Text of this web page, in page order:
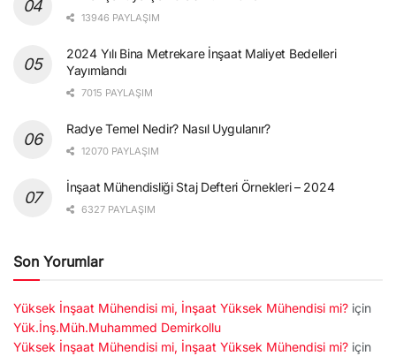
13946 PAYLAŞIM
2024 Yılı Bina Metrekare İnşaat Maliyet Bedelleri
Yayımlandı
7015 PAYLAŞIM
Radye Temel Nedir? Nasıl Uygulanır?
12070 PAYLAŞIM
İnşaat Mühendisliği Staj Defteri Örnekleri – 2024
6327 PAYLAŞIM
Son Yorumlar
Yüksek İnşaat Mühendisi mi, İnşaat Yüksek Mühendisi mi? için
Yük.İnş.Müh.Muhammed Demirkollu
Yüksek İnşaat Mühendisi mi, İnşaat Yüksek Mühendisi mi? için